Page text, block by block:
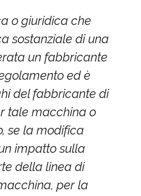
o giuridica che
sostanziale di una
un fabbricante
ed è
del fabbricante di
tale macchina o
se la modifica
impatto sulla
della linea di
per la